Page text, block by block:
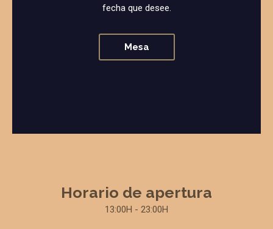
fecha que desee.
Mesa
Horario de apertura
13:00H - 23:00H